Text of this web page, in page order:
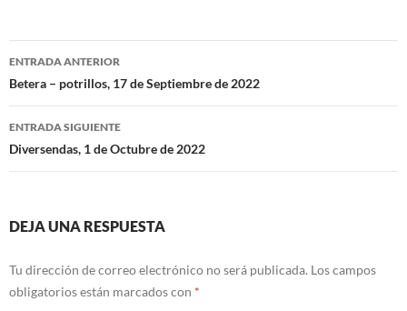
Navegación
de
entradas
ENTRADA ANTERIOR
Betera – potrillos, 17 de Septiembre de 2022
ENTRADA SIGUIENTE
Diversendas, 1 de Octubre de 2022
DEJA UNA RESPUESTA
Tu dirección de correo electrónico no será publicada. Los campos
obligatorios están marcados con *